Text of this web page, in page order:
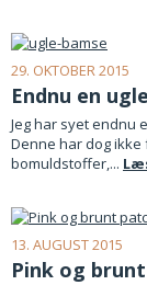
29. OKTOBER 2015
Endnu en
Jeg har syet endnu
Denne har dog
bomuldstoffer,...
13. AUGUST 2015
Pink og